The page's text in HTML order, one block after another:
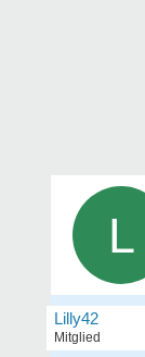
L
Lilly42
Mitglied